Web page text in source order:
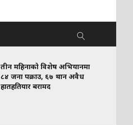
तीन महिनाको विशेष अभियानमा
८४ जना पक्राउ, ६७ थान अवैध
हातहतियार बरामद